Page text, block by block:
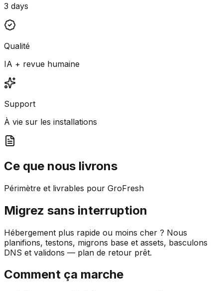
3 days
Qualité
IA + revue humaine
Support
À vie sur les installations
Ce que nous livrons
Périmètre et livrables pour GroFresh
Migrez sans interruption
Hébergement plus rapide ou moins cher ? Nous
planifions, testons, migrons base et assets, basculons
DNS et validons — plan de retour prêt.
Comment ça marche